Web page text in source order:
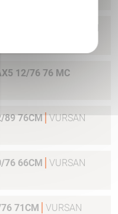
12/76 76 MC
89 76CM VURSAN
76 66CM
VURSAN
71CM
VURSAN